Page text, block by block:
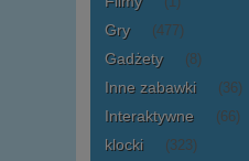
Gry (477)
Gadżety (8)
Inne zabawki (36)
Interaktywne (66)
klocki (323)